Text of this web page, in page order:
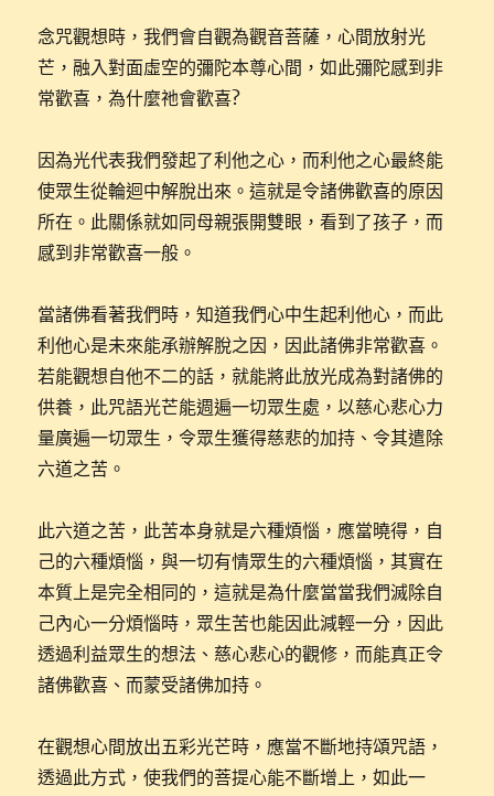
念咒觀想時，我們會自觀為觀音菩薩，心間放射光
芒，融入對面虛空的彌陀本尊心間，如此彌陀感到非
常歡喜，為什麼祂會歡喜?
因為光代表我們發起了利他之心，而利他之心最終能
使眾生從輪迴中解脫出來。這就是令諸佛歡喜的原因
所在。此關係就如同母親張開雙眼，看到了孩子，而
感到非常歡喜一般。
當諸佛看著我們時，知道我們心中生起利他心，而此
利他心是未來能承辦解脫之因，因此諸佛非常歡喜。
若能觀想自他不二的話，就能將此放光成為對諸佛的
供養，此咒語光芒能週遍一切眾生處，以慈心悲心力
量廣遍一切眾生，令眾生獲得慈悲的加持、令其遣除
六道之苦。
此六道之苦，此苦本身就是六種煩惱，應當曉得，自
己的六種煩惱，與一切有情眾生的六種煩惱，其實在
本質上是完全相同的，這就是為什麼當當我們滅除自
己內心一分煩惱時，眾生苦也能因此減輕一分，因此
透過利益眾生的想法、慈心悲心的觀修，而能真正令
諸佛歡喜、而蒙受諸佛加持。
在觀想心間放出五彩光芒時，應當不斷地持頌咒語，
透過此方式，使我們的菩提心能不斷增上，如此一